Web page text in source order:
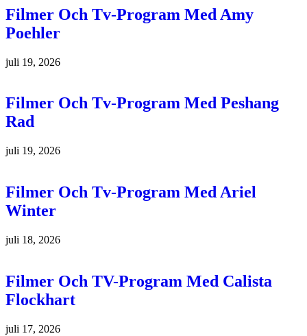
Filmer Och Tv-Program Med Amy
Poehler
juli 19, 2026
Filmer Och Tv-Program Med Peshang
Rad
juli 19, 2026
Filmer Och Tv-Program Med Ariel
Winter
juli 18, 2026
Filmer Och TV-Program Med Calista
Flockhart
juli 17, 2026